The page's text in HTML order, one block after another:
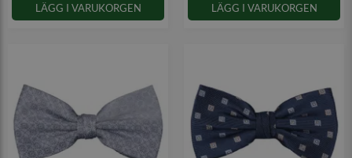
LÄGG I VARUKORGEN LÄGG I VARUKORGEN